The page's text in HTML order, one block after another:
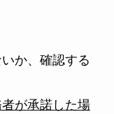
か、確認する
が承諾した場